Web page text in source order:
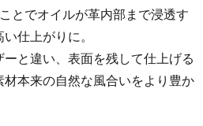
とでオイルが革内部まで浸透す
仕上がりに。
と違い、表面を残して仕上げる
本来の自然な風合いをより豊か